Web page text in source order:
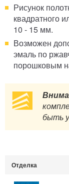
Рисунок
квадратного
10 - 15 мм.
Возможен
эмаль по
порошковым
быть
Отделка